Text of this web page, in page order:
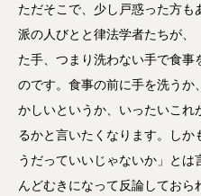
ただそこで、少し戸惑った方も
派の人びとと律法学者たちが、
た手、つまり洗わない手で食事
のです。食事の前に手を洗うか
かしいというか、いったいこれ
るかと言いたくなります。し
うだっていいじゃないか」とは
んどむきになって反論してお